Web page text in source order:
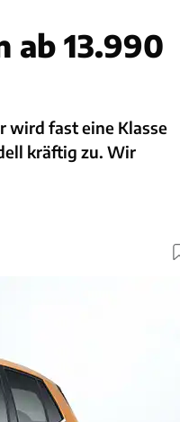
ab 13.990
wird fast eine Klasse
kräftig zu. Wir